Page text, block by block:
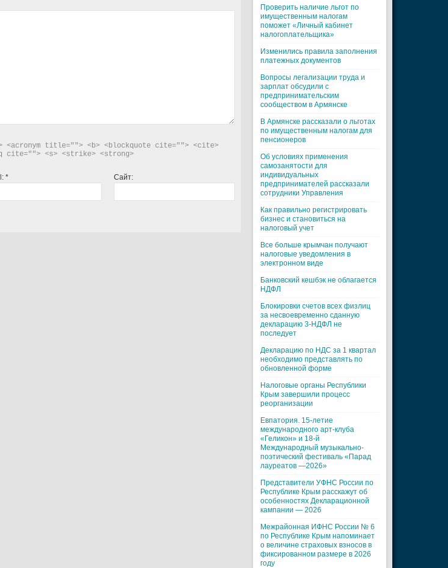
title=""> <b> <blockquote cite=""> <cite>
cite=""> <s> <strike> <strong>
* Сайт:
Проверить наличие льгот по
имущественным налогам
поможет «Личный кабинет
налогоплательщика»
Изменились правила заполнения
платежных документов
Вопросы легализации труда и
зарплат обсудили с
предпринимательским
сообществом в Армянске
В Армянске рассказали о льготах
по имущественным налогам для
пенсионеров
Об условиях применения
самозанятости для
индивидуальных
предпринимателей рассказали
сотрудники Управления
Как правильно регистрировать
бизнес и становиться на
налоговый учет
Все больше крымчан получают
налоговые уведомления в
электронном виде
Банковский кешбэк не облагается
НДФЛ
Блокировки счетов всех физлиц
за несвоевременно сданную
декларацию 3-НДФЛ не
последует
Декларацию по НДС за 1 квартал
необходимо представлять по
обновленной форме
Налоговые органы Республики
Крым завершили процесс
реорганизации
Евпатория. 15-летие
международного арт-клуба
«Геликон» и 18-й
Международный музыкально-
поэтический фестиваль «Парад
лауреатов —2026»
Представители УФНС России по
Республике Крым расскажут об
особенностях Декларационной
кампании — 2026
Межрайонная ИФНС России № 6
по Республике Крым напоминает
о величине страховых взносов в
фиксированном размере в 2026
году